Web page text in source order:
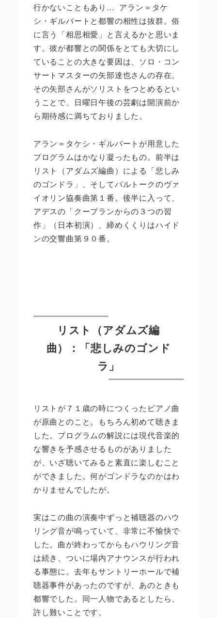
行かないこともあり… アラン＝タケ
シ・ギルバートと都響の相性は抜群。俗
に言う「相思相愛」と言えるかと思いま
す。彼が都響との関係をとても大切にし
ていることの大きな要因は、ソロ・コン
サートマスターの矢部達也さんの存在。
その矢部さんがソリストをつとめるとい
うことで、日曜日午後の芸劇は開演前か
ら期待感に満ちておりました。
アラン＝タケシ・ギルバートが用意した
プログラムはかなり凝ったもの。前半は
リスト（アダムズ編曲）による「悲しみ
のゴンドラ」、そしてバルトークのヴァ
イオリン協奏曲第１番。後半に入って、
アデスの「クープランからの３つの習
作」（日本初演）、締めくくりはハイド
ンの交響曲第９０番。
リスト（アダムズ編
曲）：「悲しみのゴンド
ラ」
リストが７１歳の時につくったピアノ曲
が原曲とのこと。もちろん初めて聴きま
した。プログラムの解説には現代音楽的
な響きを予感させるものがありました
が、いざ聴いてみると素直に楽しむこと
ができました。何がゴンドラなのかはわ
かりませんでしたが。
実はこの曲の演奏中ずっと補聴器のハウ
リング音が鳴っていて、非常に不愉快で
した。曲が終わってからもハウリング音
は続き、ついに場内アナウンスが行われ
る事態に。去年もサントリーホールで補
聴器事件があったのですが、あのときも
都響でした。同一人物であるとしたら、
許し難いことです。